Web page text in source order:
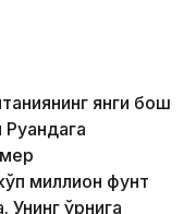
янги бош
Руандага
миллион фунт
ўрнига